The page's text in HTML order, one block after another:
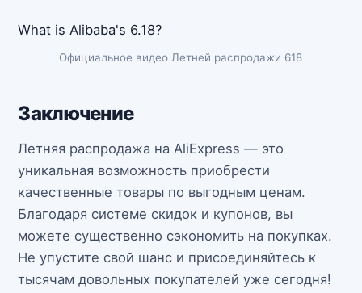
What is Alibaba's 6.18?
Официальное видео Летней распродажи 618
Заключение
Летняя распродажа на AliExpress — это
уникальная возможность приобрести
качественные товары по выгодным ценам.
Благодаря системе скидок и купонов, вы
можете существенно сэкономить на покупках.
Не упустите свой шанс и присоединяйтесь к
тысячам довольных покупателей уже сегодня!